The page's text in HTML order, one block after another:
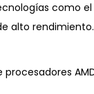
como el
alto rendimiento.